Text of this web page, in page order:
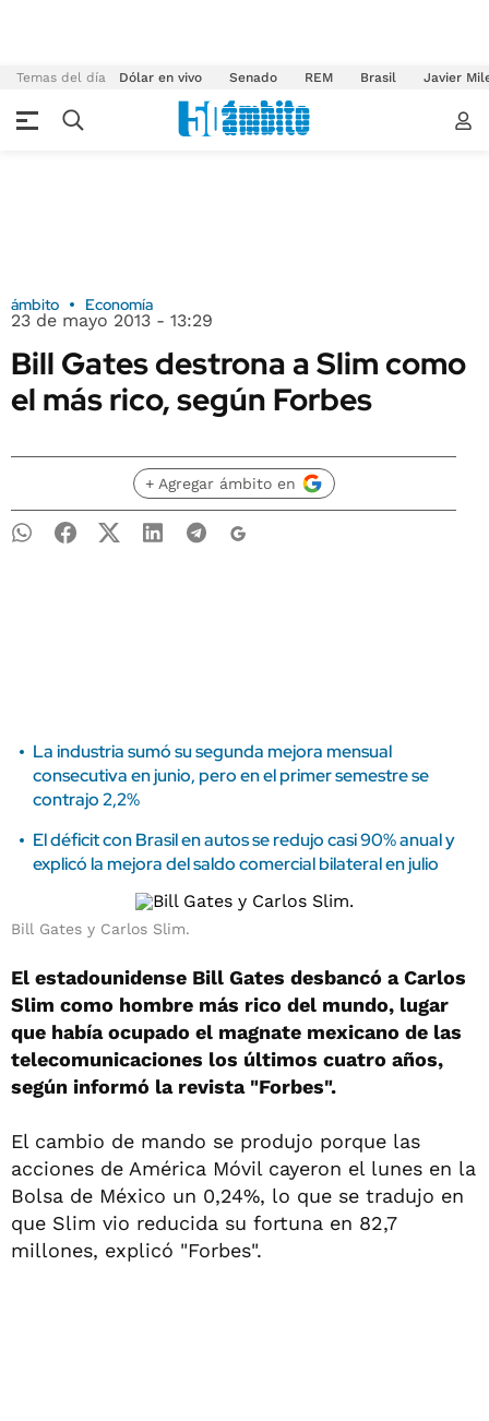
Temas del día Dólar en vivo Senado REM Brasil Javier
ámbito Economía
23 de mayo 2013 - 13:29
Bill Gates destrona a Slim como
el más rico, según Forbes
+ Agregar ámbito en
La industria sumó su segunda mejora mensual
consecutiva en junio, pero en el primer semestre se
contrajo 2,2%
El déficit con Brasil en autos se redujo casi 90% anual y
explicó la mejora del saldo comercial bilateral en julio
Bill Gates y Carlos Slim.
El estadounidense Bill Gates desbancó a Carlos
Slim como hombre más rico del mundo, lugar
que había ocupado el magnate mexicano de las
telecomunicaciones los últimos cuatro años,
según informó la revista "Forbes".
El cambio de mando se produjo porque las
acciones de América Móvil cayeron el lunes en la
Bolsa de México un 0,24%, lo que se tradujo en
que Slim vio reducida su fortuna en 82,7
millones, explicó "Forbes".